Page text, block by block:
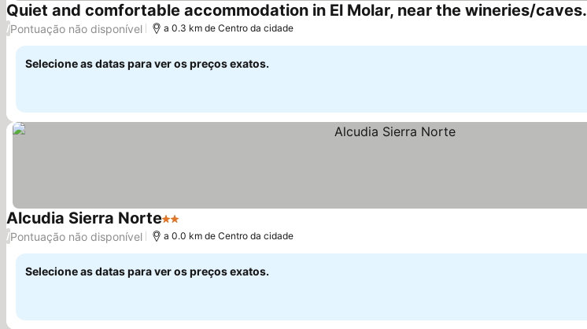
Quiet and comfortable accommodation in El Molar, near the wineries/caves.
/Pontuação não disponível a 0.3 km de Centro da cidade
Selecione as datas para ver os preços exatos.
Alcudia Sierra Norte2 Estrelas
/Pontuação não disponível a 0.0 km de Centro da cidade
Selecione as datas para ver os preços exatos.